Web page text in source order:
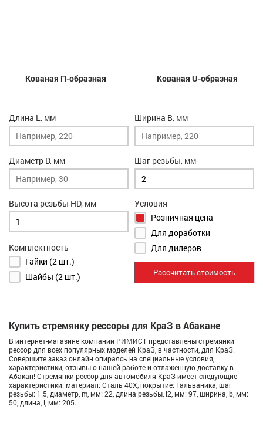
Кованая П-образная Кованая U-образная
Длина L, мм
Диаметр D, мм
Ширина B, мм
Шаг резьбы, мм
Высота резьбы HD, мм
Комплектность
Гайки (2 шт.)
Шайбы (2 шт.)
Условия
Розничная цена
Для доработки
Для дилеров
Рассчитать стоимость
Купить стремянку рессоры для КраЗ в Абакане
В интернет-магазине компании РИМИСТ представлены стремянки
рессор для всех популярных моделей КраЗ, в частности, для КраЗ.
Совершите заказ онлайн опираясь на специальные условия,
характеристики, отзывы о нашей работе и отлаженную доставку в
Абакан! Стремянки рессор для автомобиля КраЗ имеет следующие
характеристики: материал: Сталь 40Х, покрытие: Гальваника, шаг
резьбы: 1.5, диаметр, m, мм: 22, длина резьбы, l2, мм: 97, ширина, b, мм:
50, длина, l, мм: 205.